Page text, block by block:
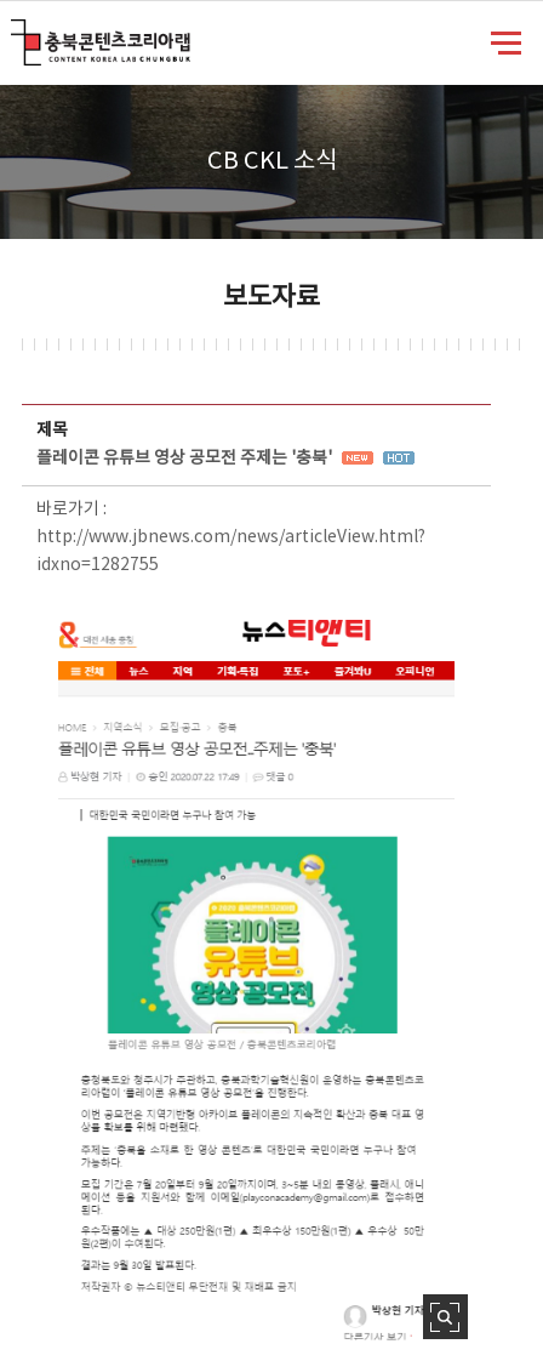
CB CKL 소식
보도자료
제목
플레이콘 유튜브 영상 공모전 주제는 '충북'
바로가기 :
http://www.jbnews.com/news/articleView.html?
idxno=1282755